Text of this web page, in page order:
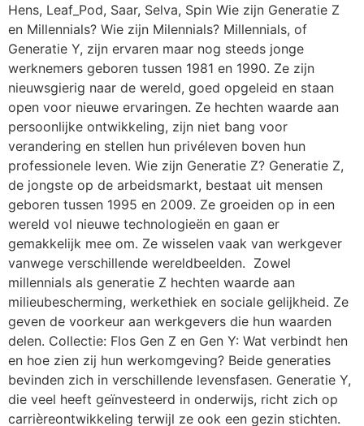
Hens, Leaf_Pod, Saar, Selva, Spin Wie zijn Generatie Z
en Millennials? Wie zijn Milennials? Millennials, of
Generatie Y, zijn ervaren maar nog steeds jonge
werknemers geboren tussen 1981 en 1990. Ze zijn
nieuwsgierig naar de wereld, goed opgeleid en staan
open voor nieuwe ervaringen. Ze hechten waarde aan
persoonlijke ontwikkeling, zijn niet bang voor
verandering en stellen hun privéleven boven hun
professionele leven. Wie zijn Generatie Z? Generatie Z,
de jongste op de arbeidsmarkt, bestaat uit mensen
geboren tussen 1995 en 2009. Ze groeiden op in een
wereld vol nieuwe technologieën en gaan er
gemakkelijk mee om. Ze wisselen vaak van werkgever
vanwege verschillende wereldbeelden. Zowel
millennials als generatie Z hechten waarde aan
milieubescherming, werkethiek en sociale gelijkheid. Ze
geven de voorkeur aan werkgevers die hun waarden
delen. Collectie: Flos Gen Z en Gen Y: Wat verbindt hen
en hoe zien zij hun werkomgeving? Beide generaties
bevinden zich in verschillende levensfasen. Generatie Y,
die veel heeft geïnvesteerd in onderwijs, richt zich op
carrièreontwikkeling terwijl ze ook een gezin stichten.